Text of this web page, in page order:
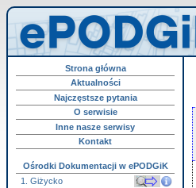
Strona główna
Aktualności
Najczęstsze pytania
O serwisie
Inne nasze serwisy
Kontakt
Ośrodki Dokumentacji w ePODGiK
1. Giżycko